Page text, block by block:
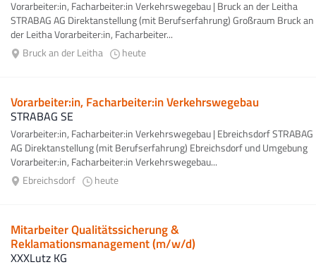
Vorarbeiter:in, Facharbeiter:in Verkehrswegebau | Bruck an der Leitha
STRABAG AG Direktanstellung (mit Berufserfahrung) Großraum Bruck an
der Leitha Vorarbeiter:in, Facharbeiter...
Bruck an der Leitha
heute
Vorarbeiter:in, Facharbeiter:in Verkehrswegebau
STRABAG SE
Vorarbeiter:in, Facharbeiter:in Verkehrswegebau | Ebreichsdorf STRABAG
AG Direktanstellung (mit Berufserfahrung) Ebreichsdorf und Umgebung
Vorarbeiter:in, Facharbeiter:in Verkehrswegebau...
Ebreichsdorf
heute
Mitarbeiter Qualitätssicherung &
Reklamationsmanagement (m/w/d)
XXXLutz KG